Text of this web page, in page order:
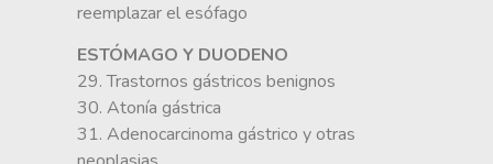
reemplazar el esófago
ESTÓMAGO Y DUODENO
29. Trastornos gástricos benignos
30. Atonía gástrica
31. Adenocarcinoma gástrico y otras